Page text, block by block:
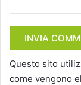
Questo sito
come vengono